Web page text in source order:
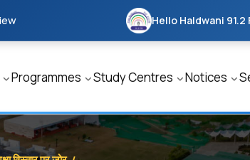
Hello Haldwani 91.2
Programmes Study Centres Notices